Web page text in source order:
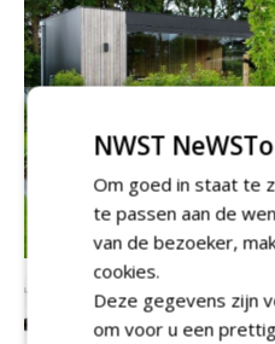
NWST
Om goed in staat te
te passen aan de
van de bezoeker,
cookies.
Deze gegevens zijn
om voor u een